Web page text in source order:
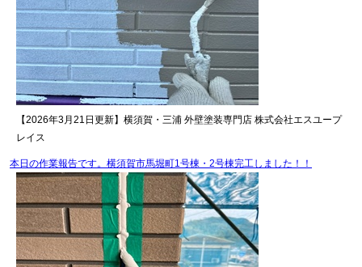
【2026年3月21日更新】横須賀・三浦 外壁塗装専門店 株式会社エスユープ
レイス
本日の作業報告です。横須賀市馬堀町1号棟・2号棟完工しました！！